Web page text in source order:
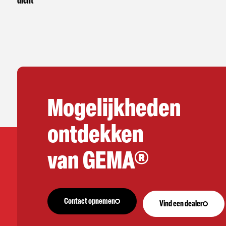
Mogelijkheden
ontdekken
van GEMA®
Contact opnemen Vind een dealer